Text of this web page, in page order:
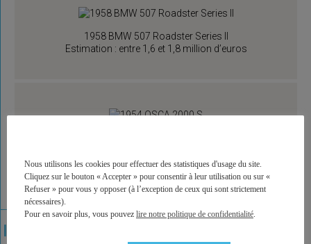
1958 BMW 507 Roadster Series II
Estimation : entre 1,6 et 1,8 million d’euros
Nous utilisons les cookies pour effectuer des statistiques d'usage du site.
Cliquez sur le bouton « Accepter » pour consentir à leur utilisation ou sur «
Refuser » pour vous y opposer (à l’exception de ceux qui sont strictement
nécessaires).
Pour en savoir plus, vous pouvez lire notre politique de confidentialité